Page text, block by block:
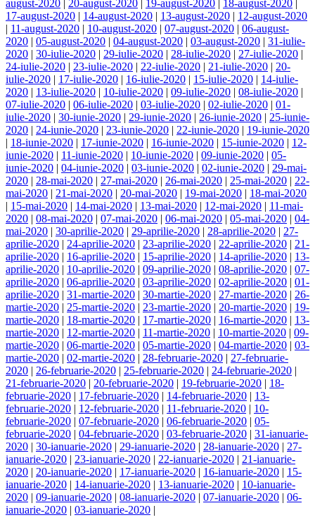
august-2020 20-august-2020 19-august-2020 18-august-2020
17-august-2020 | 14-august-2020 | 13-august-2020 | 12-august-2020
| 11-august-2020 | 10-august-2020 | 07-august-2020 | 06-august-
2020 | 05-august-2020 | 04-august-2020 | 03-august-2020 | 31-iulie-
2020 | 30-iulie-2020 | 29-iulie-2020 | 28-iulie-2020 | 27-iulie-2020 |
24-iulie-2020 | 23-iulie-2020 | 22-iulie-2020 | 21-iulie-2020 | 20-
iulie-2020 | 17-iulie-2020 | 16-iulie-2020 | 15-iulie-2020 | 14-iulie-
2020 | 13-iulie-2020 | 10-iulie-2020 | 09-iulie-2020 | 08-iulie-2020 |
07-iulie-2020 | 06-iulie-2020 | 03-iulie-2020 | 02-iulie-2020 | 01-
iulie-2020 | 30-iunie-2020 | 29-iunie-2020 | 26-iunie-2020 | 25-iunie-
2020 | 24-iunie-2020 | 23-iunie-2020 | 22-iunie-2020 | 19-iunie-2020
| 18-iunie-2020 | 17-iunie-2020 | 16-iunie-2020 | 15-iunie-2020 | 12-
iunie-2020 | 11-iunie-2020 | 10-iunie-2020 | 09-iunie-2020 | 05-
iunie-2020 | 04-iunie-2020 | 03-iunie-2020 | 02-iunie-2020 | 29-mai-
2020 | 28-mai-2020 | 27-mai-2020 | 26-mai-2020 | 25-mai-2020 | 22-
mai-2020 | 21-mai-2020 | 20-mai-2020 | 19-mai-2020 | 18-mai-2020
| 15-mai-2020 | 14-mai-2020 | 13-mai-2020 | 12-mai-2020 | 11-mai-
2020 | 08-mai-2020 | 07-mai-2020 | 06-mai-2020 | 05-mai-2020 | 04-
mai-2020 | 30-aprilie-2020 | 29-aprilie-2020 | 28-aprilie-2020 | 27-
aprilie-2020 | 24-aprilie-2020 | 23-aprilie-2020 | 22-aprilie-2020 | 21-
aprilie-2020 | 16-aprilie-2020 | 15-aprilie-2020 | 14-aprilie-2020 | 13-
aprilie-2020 | 10-aprilie-2020 | 09-aprilie-2020 | 08-aprilie-2020 | 07-
aprilie-2020 | 06-aprilie-2020 | 03-aprilie-2020 | 02-aprilie-2020 | 01-
aprilie-2020 | 31-martie-2020 | 30-martie-2020 | 27-martie-2020 | 26-
martie-2020 | 25-martie-2020 | 23-martie-2020 | 20-martie-2020 | 19-
martie-2020 | 18-martie-2020 | 17-martie-2020 | 16-martie-2020 | 13-
martie-2020 | 12-martie-2020 | 11-martie-2020 | 10-martie-2020 | 09-
martie-2020 | 06-martie-2020 | 05-martie-2020 | 04-martie-2020 | 03-
martie-2020 | 02-martie-2020 | 28-februarie-2020 | 27-februarie-
2020 | 26-februarie-2020 | 25-februarie-2020 | 24-februarie-2020 |
21-februarie-2020 | 20-februarie-2020 | 19-februarie-2020 | 18-
februarie-2020 | 17-februarie-2020 | 14-februarie-2020 | 13-
februarie-2020 | 12-februarie-2020 | 11-februarie-2020 | 10-
februarie-2020 | 07-februarie-2020 | 06-februarie-2020 | 05-
februarie-2020 | 04-februarie-2020 | 03-februarie-2020 | 31-ianuarie-
2020 | 30-ianuarie-2020 | 29-ianuarie-2020 | 28-ianuarie-2020 | 27-
ianuarie-2020 | 23-ianuarie-2020 | 22-ianuarie-2020 | 21-ianuarie-
2020 | 20-ianuarie-2020 | 17-ianuarie-2020 | 16-ianuarie-2020 | 15-
ianuarie-2020 | 14-ianuarie-2020 | 13-ianuarie-2020 | 10-ianuarie-
2020 | 09-ianuarie-2020 | 08-ianuarie-2020 | 07-ianuarie-2020 | 06-
ianuarie-2020 | 03-ianuarie-2020 |